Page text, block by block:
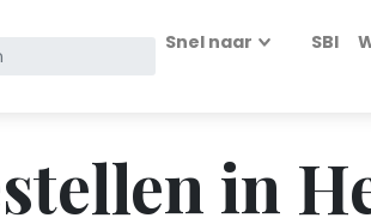
Snel naar SBI
in